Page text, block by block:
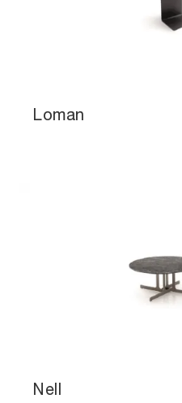
Loman
Nell